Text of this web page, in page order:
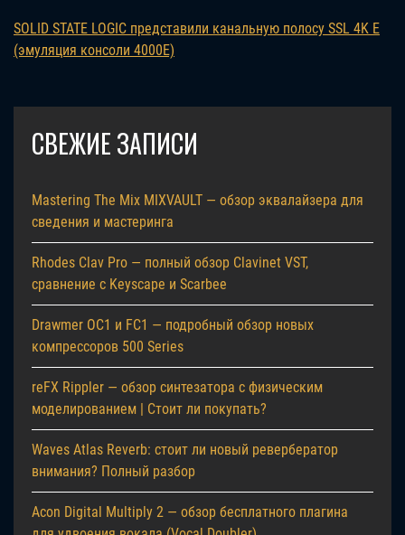
SOLID STATE LOGIC представили канальную полосу SSL 4K E
(эмуляция консоли 4000E)
СВЕЖИЕ ЗАПИСИ
Mastering The Mix MIXVAULT — обзор эквалайзера для
сведения и мастеринга
Rhodes Clav Pro — полный обзор Clavinet VST,
сравнение с Keyscape и Scarbee
Drawmer OC1 и FC1 — подробный обзор новых
компрессоров 500 Series
reFX Rippler — обзор синтезатора с физическим
моделированием | Стоит ли покупать?
Waves Atlas Reverb: стоит ли новый ревербератор
внимания? Полный разбор
Acon Digital Multiply 2 — обзор бесплатного плагина